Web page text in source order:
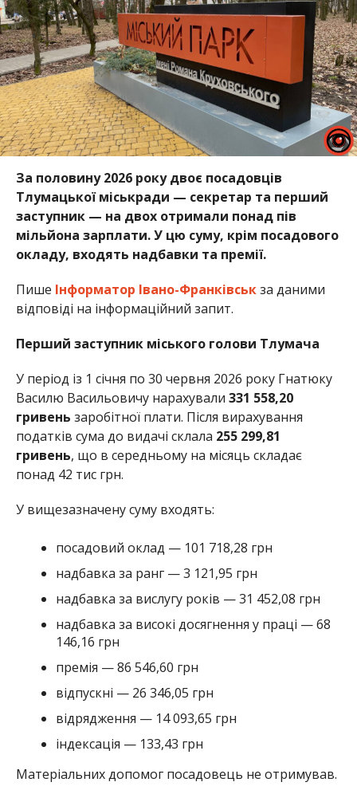
За половину 2026 року двоє посадовців
Тлумацької міськради — секретар та перший
заступник — на двох отримали понад пів
мільйона зарплати. У цю суму, крім посадового
окладу, входять надбавки та премії.
Пише Інформатор Івано-Франківськза даними
відповіді на інформаційний запит.
Перший заступник міського голови Тлумача
У період із 1 січня по 30 червня 2026 року Гнатюку
Василю Васильовичу нарахували 331 558,20
гривень заробітної плати. Після вирахування
податків сума до видачі склала 255 299,81
гривень, що в середньому на місяць складає
понад 42 тис грн.
У вищезазначену суму входять:
посадовий оклад — 101 718,28 грн
надбавка за ранг — 3 121,95 грн
надбавка за вислугу років — 31 452,08 грн
надбавка за високі досягнення у праці — 68
146,16 грн
премія — 86 546,60 грн
відпускні — 26 346,05 грн
відрядження — 14 093,65 грн
індексація — 133,43 грн
Матеріальних допомог посадовець не отримував.